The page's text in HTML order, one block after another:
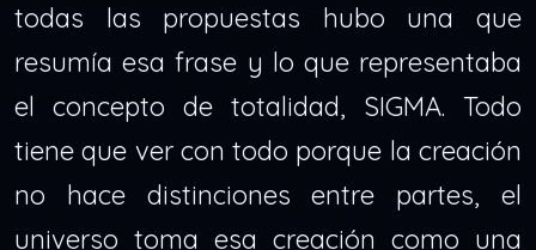
todas las propuestas hubo una que
resumía esa frase y lo que representaba
el concepto de totalidad, SIGMA. Todo
tiene que ver con todo porque la creación
no hace distinciones entre partes, el
universo toma esa creación como una